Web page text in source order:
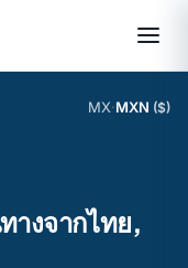
MX·MXN ($)
างจากไทย,